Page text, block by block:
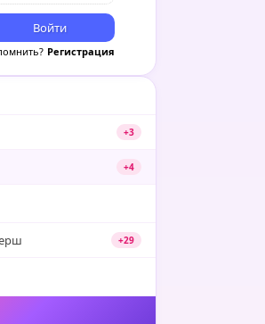
Войти
Регистрация
+3
+4
+29